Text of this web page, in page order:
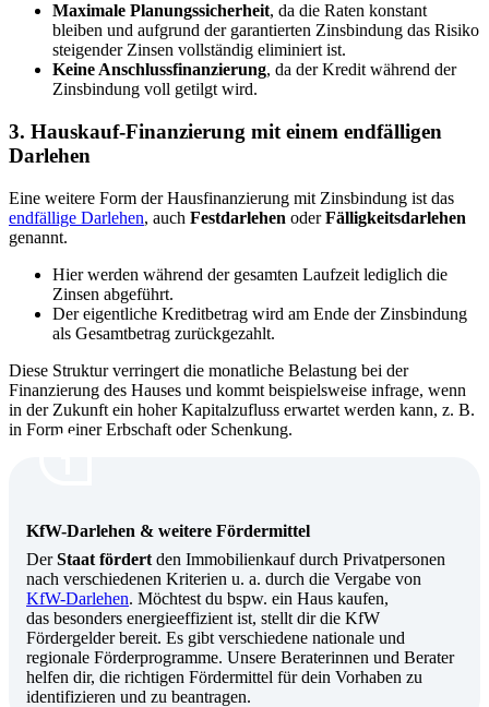
Maximale Planungssicherheit, da die Raten konstant
bleiben und aufgrund der garantierten Zinsbindung das Risiko
steigender Zinsen vollständig eliminiert ist.
Keine Anschlussfinanzierung, da der Kredit während der
Zinsbindung voll getilgt wird.
3. Hauskauf-Finanzierung mit einem endfälligen
Darlehen
Eine weitere Form der Hausfinanzierung mit Zinsbindung ist das
endfällige Darlehen, auch Festdarlehen oderFälligkeitsdarlehen
genannt.
Hier werden während der gesamten Laufzeit lediglich die
Zinsen abgeführt.
Der eigentliche Kreditbetrag wird am Ende der Zinsbindung
als Gesamtbetrag zurückgezahlt.
Diese Struktur verringert die monatliche Belastung bei der
Finanzierung des Hauses und kommt beispielsweise infrage, wenn
in der Zukunft ein hoher Kapitalzufluss erwartet werden kann, z. B.
in Form einer Erbschaft oder Schenkung.
KfW-Darlehen & weitere Fördermittel
Der Staat fördert den Immobilienkauf durch Privatpersonen
nach verschiedenen Kriterien u. a. durch die Vergabe von
KfW-Darlehen. Möchtest du bspw. ein Haus kaufen,
das besonders energieeffizient ist, stellt dir die KfW
Fördergelder bereit. Es gibt verschiedene nationale und
regionale Förderprogramme. Unsere Beraterinnen und Berater
helfen dir, die richtigen Fördermittel für dein Vorhaben zu
identifizieren und zu beantragen.